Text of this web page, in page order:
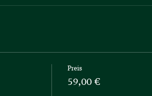
Preis
59,00 €